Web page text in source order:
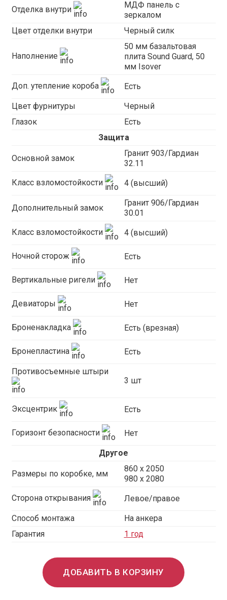
Отделка внутри
МДФ панель с
зеркалом
Цвет отделки внутри
Черный силк
Наполнение
50 мм базальтовая
плита Sound Guard, 50
мм Isover
Доп. утепление короба Есть
Цвет фурнитуры
Черный
Глазок
Есть
Защита
Основной замок
Гранит 903/Гардиан
32.11
Класс взломостойкости 4 (высший)
Дополнительный замок
Гранит 906/Гардиан
30.01
Класс взломостойкости 4 (высший)
Ночной сторож Есть
Вертикальные ригели Нет
Девиаторы Нет
Броненакладка Есть (врезная)
Бронепластина Есть
Противосъемные штыри
3 шт
Эксцентрик Есть
Горизонт безопасности Нет
Другое
Размеры по коробке, мм
860 х 2050
980 x 2080
Сторона открывания Левое/правое
Способ монтажа
На анкера
Гарантия
1 год
ДОБАВИТЬ В КОРЗИНУ